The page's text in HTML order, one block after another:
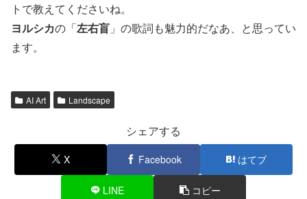
トで教えてくださいね。
ヨルシカの「左右盲 」の歌詞も魅力的だなあ、と思ってい
ます。
AI Art Landscape
シェアする
X Facebook はてブ
LINE コピー